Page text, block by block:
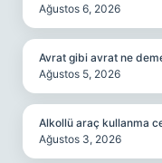
Ağustos 6, 2026
Avrat gibi avrat ne
Ağustos 5, 2026
Alkollü araç kullanma
Ağustos 3, 2026